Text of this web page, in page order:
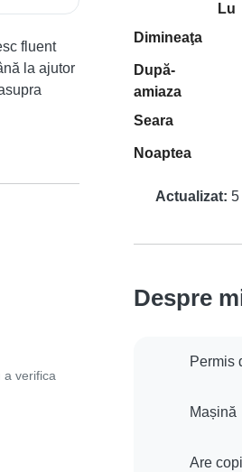
fluent
la ajutor
a verifica
Lu
Dimineaţa
După-
amiaza
Seara
Noaptea
Actualizat: 5
Despre
Permis
Mașină
Are